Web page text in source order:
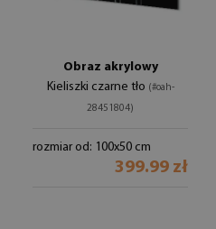
Obraz akrylowy
Kieliszki czarne tło (#oah-
28451804)
rozmiar od: 100x50 cm
399.99 zł